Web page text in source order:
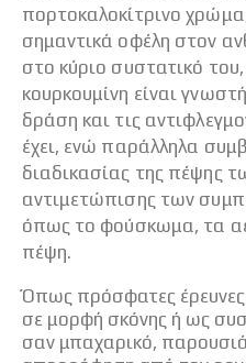
πορτοκαλοκίτρινο
σημαντικά οφέλη στον
στο κύριο συστατικό
κουρκουμίνη είναι
δράση και τις
έχει, ενώ παράλληλα
διαδικασίας της πέψης
αντιμετώπισης των
όπως το φούσκωμα, τα
πέψη.
Όπως πρόσφατες έρευνες
σε μορφή σκόνης ή ως
σαν μπαχαρικό,